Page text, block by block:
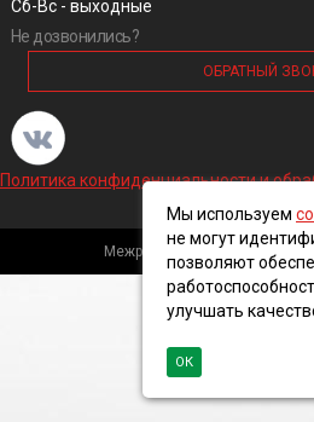
Сб-Вс - выходные
Не дозвонились?
ОБРАТНЫЙ
Политика конфиденциальности и
Межрегиональная кабельная
Мы используем
не могут
позволяют
улучшать
ОК